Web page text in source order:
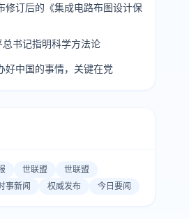
修订后的《集成电路布图设计保
书记指明科学方法论
好中国的事情，关键在党
世联盟
世联盟
事新闻 权威发布 今日要闻